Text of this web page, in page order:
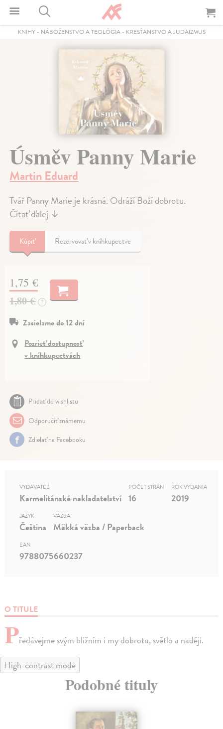
KNIHY- NÁBOŽENSTVO A TEOLÓGIA- KRESŤANSTVO A JUDAIZMUS
Úsměv Panny Marie
Martin Eduard
Tvář Panny Marie je krásná. Odráží Boží dobrotu.
Čítať ďalej↓
Kúpiť Rezervovať v kníhkupectve
1,75 €
1,80 €
?
Zasielame do 12 dní
Pozrieť dostupnosť
v kníhkupectvách
Pridať do wishlistu
Odporučiť známemu
Zdielať na Facebooku
O TITULE
Předávejme svým bližním i my dobrotu, světlo a naději.
VYDAVATEĽ
Karmelitánské nakladatelství
POČET STRÁN
16
ROK VYDANIA
2019
JAZYK
Čeština
VÄZBA
Mäkká väzba / Paperback
EAN
9788075660237
High-contrast mode
Podobné tituly